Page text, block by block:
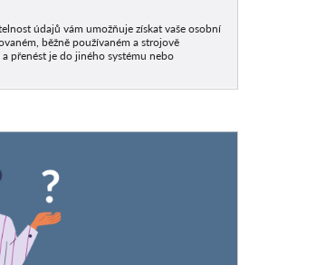
údajů vám umožňuje získat vaše osobní
běžně používaném a strojově
přenést je do jiného systému nebo